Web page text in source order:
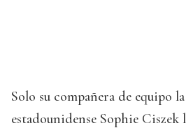
Solo su compañera de equipo
estadounidense Sophie Ciszek